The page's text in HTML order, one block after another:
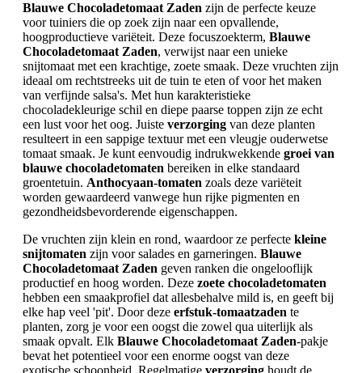
Blauwe Chocoladetomaat Zaden zijn de perfecte keuze
voor tuiniers die op zoek zijn naar een opvallende,
hoogproductieve variëteit. Deze focuszoekterm, Blauwe
Chocoladetomaat Zaden, verwijst naar een unieke
snijtomaat met een krachtige, zoete smaak. Deze vruchten zijn
ideaal om rechtstreeks uit de tuin te eten of voor het maken
van verfijnde salsa's. Met hun karakteristieke
chocoladekleurige schil en diepe paarse toppen zijn ze echt
een lust voor het oog. Juiste verzorging van deze planten
resulteert in een sappige textuur met een vleugje ouderwetse
tomaat smaak. Je kunt eenvoudig indrukwekkende groei van
blauwe chocoladetomaten bereiken in elke standaard
groentetuin. Anthocyaan-tomaten zoals deze variëteit
worden gewaardeerd vanwege hun rijke pigmenten en
gezondheidsbevorderende eigenschappen.
De vruchten zijn klein en rond, waardoor ze perfecte kleine
snijtomaten zijn voor salades en garneringen. Blauwe
Chocoladetomaat Zaden geven ranken die ongelooflijk
productief en hoog worden. Deze zoete chocoladetomaten
hebben een smaakprofiel dat allesbehalve mild is, en geeft bij
elke hap veel 'pit'. Door deze erfstuk-tomaatzaden te
planten, zorg je voor een oogst die zowel qua uiterlijk als
smaak opvalt. Elk Blauwe Chocoladetomaat Zaden-pakje
bevat het potentieel voor een enorme oogst van deze